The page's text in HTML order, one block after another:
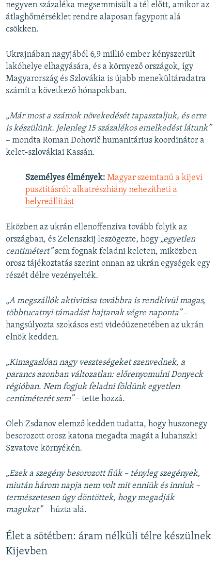
negyven százaléka megsemmisült a tél előtt, amikor az
átlaghőmérséklet rendre alaposan fagypont alá
csökken.
Ukrajnában nagyjából 6,9 millió ember kényszerült
lakóhelye elhagyására, és a környező országok, így
Magyarország és Szlovákia is újabb menekültáradatra
számít a következő hónapokban.
„Már most a számok növekedését tapasztaljuk, és erre
is készülünk. Jelenleg 15 százalékos emelkedést látunk”
– mondta Roman Dohovič humanitárius koordinátor a
kelet-szlovákiai Kassán.
Személyes élmények: Magyar szemtanú a kijevi
pusztításról: alkatrészhiány nehezítheti a
helyreállítást
Eközben az ukrán ellenoffenzíva tovább folyik az
országban, és Zelenszkij leszögezte, hogy „egyetlen
centimétert”sem fognak feladni keleten, miközben
orosz tájékoztatás szerint onnan az ukrán egységek egy
részét délre vezényelték.
„A megszállók aktivitása továbbra is rendkívül magas,
többtucatnyi támadást hajtanak végre naponta”–
hangsúlyozta szokásos esti videóüzenetében az ukrán
elnök kedden.
„Kimagaslóan nagy veszteségeket szenvednek, a
parancs azonban változatlan: előrenyomulni Donyeck
régióban. Nem fogjuk feladni földünk egyetlen
centiméterét sem”– tette hozzá.
Oleh Zsdanov elemző kedden tudatta, hogy huszonegy
besorozott orosz katona megadta magát a luhanszki
Szvatove környékén.
„Ezek a szegény besorozott fiúk – tényleg szegények,
miután három napja nem volt mit enniük és inniuk –
természetesen úgy döntöttek, hogy megadják
magukat”– húzta alá.
Élet a sötétben: áram nélküli télre készülnek
Kijevben